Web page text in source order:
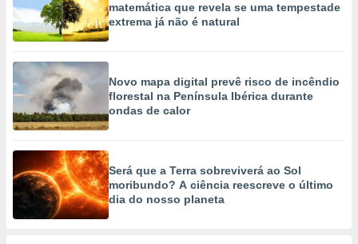
matemática que revela se uma tempestade
extrema já não é natural
Novo mapa digital prevê risco de incêndio
florestal na Península Ibérica durante
ondas de calor
Será que a Terra sobreviverá ao Sol
moribundo? A ciência reescreve o último
dia do nosso planeta